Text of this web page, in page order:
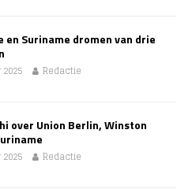
en Suriname dromen van drie
Redactie
over Union Berlin, Winston
Redactie